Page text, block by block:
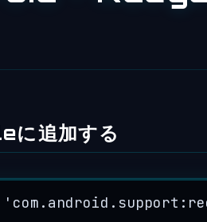
に追加する
'